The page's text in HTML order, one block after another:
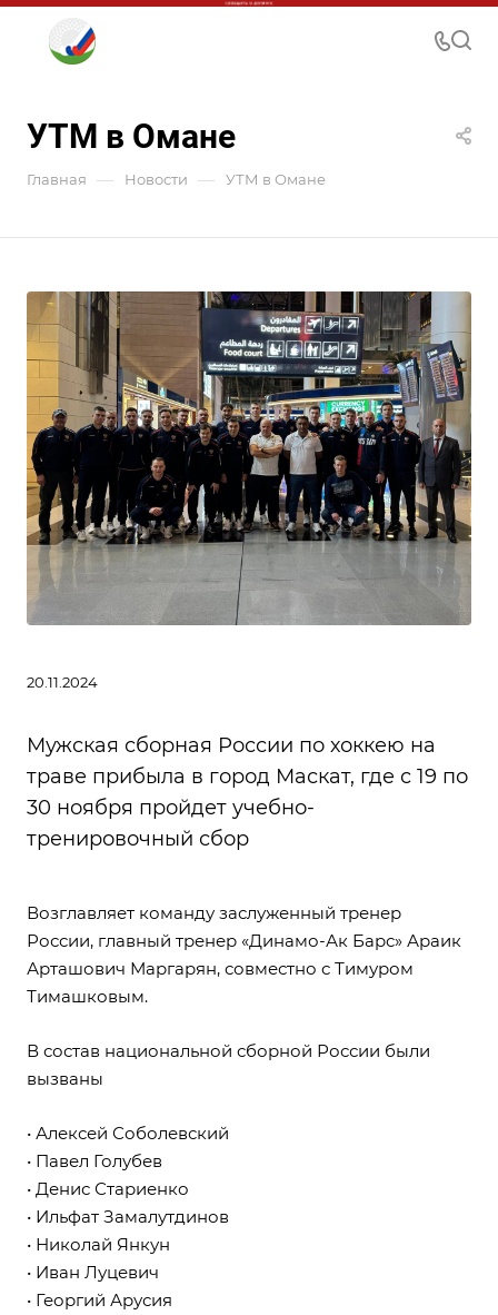
УТМ в Омане
Главная — Новости — УТМ в Омане
20.11.2024
Мужская сборная России по хоккею на
траве прибыла в город Маскат, где с 19 по
30 ноября пройдет учебно-
тренировочный сбор
Возглавляет команду заслуженный тренер
России, главный тренер «Динамо-Ак Барс» Араик
Арташович Маргарян, совместно с Тимуром
Тимашковым.
В состав национальной сборной России были
вызваны
• Алексей Соболевский
• Павел Голубев
• Денис Стариенко
• Ильфат Замалутдинов
• Николай Янкун
• Иван Луцевич
• Георгий Арусия